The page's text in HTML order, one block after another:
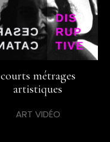
courts métrages
artistiques
ART VIDÉO